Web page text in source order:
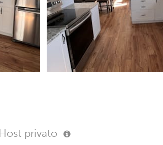
Host privato